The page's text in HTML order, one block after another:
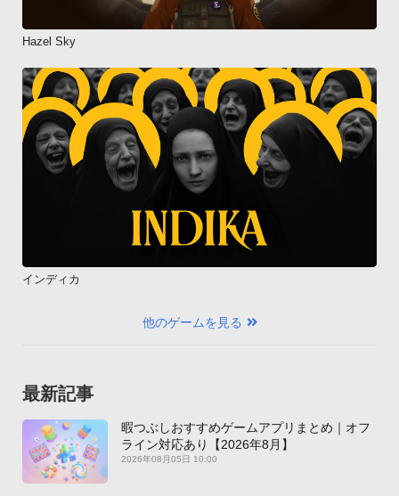
Hazel Sky
インディカ
他のゲームを見る
最新記事
暇つぶしおすすめゲームアプリまとめ｜オフ
ライン対応あり【2026年8月】
2026年08月05日 10:00